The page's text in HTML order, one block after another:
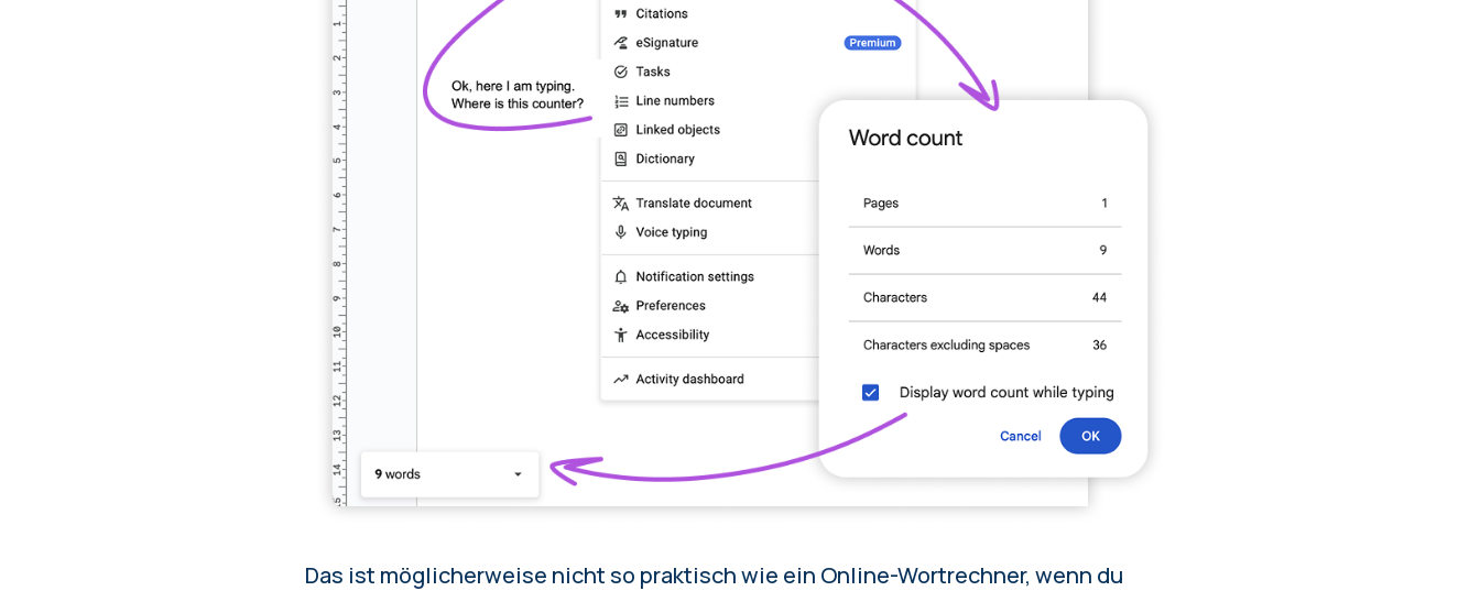
Das ist möglicherweise nicht so praktisch wie ein Online-Wortrechner, wenn du